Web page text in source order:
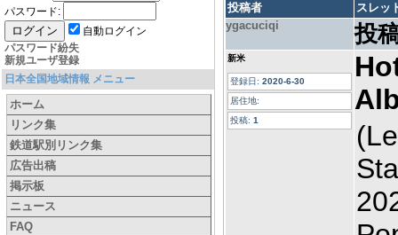
パスワード:
自動ログイン
パスワード紛失
新規ユーザ登録
日本全国地域情報 メニュー
ホーム
リンク集
鉄道駅別リンク集
広告出稿
掲示板
ニュース
FAQ
投稿者
スレッ
ygacuciqi
投
新米
登録日: 2020-6-30
居住地:
投稿: 1